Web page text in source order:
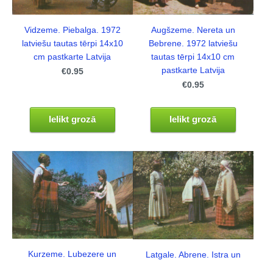
Vidzeme. Piebalga. 1972
latviešu tautas tērpi 14x10
cm pastkarte Latvija
€0.95
Ielikt grozā
Augšzeme. Nereta un
Bebrene. 1972 latviešu
tautas tērpi 14x10 cm
pastkarte Latvija
€0.95
Ielikt grozā
Kurzeme. Lubezere un
Latgale. Abrene. Istra un